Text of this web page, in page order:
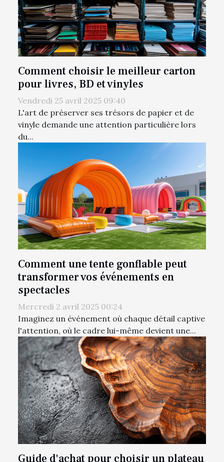
Comment choisir le meilleur carton
pour livres, BD et vinyles
Vendredi 25 avril 2025 09:40
L'art de préserver ses trésors de papier et de
vinyle demande une attention particulière lors
du...
Comment une tente gonflable peut
transformer vos événements en
spectacles
Mercredi 2 avril 2025 00:24
Imaginez un événement où chaque détail captive
l'attention, où le cadre lui-même devient une...
Guide d'achat pour choisir un plateau